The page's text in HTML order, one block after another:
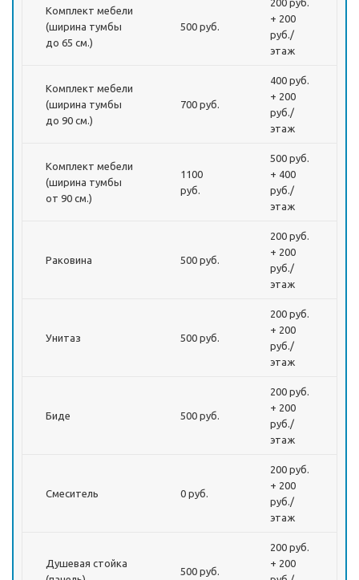
Комплект мебели
(ширина тумбы
до 65 см.)
500 руб.
200 руб.
+ 200
руб./
этаж
Комплект мебели
(ширина тумбы
до 90 см.)
700 руб.
400 руб.
+ 200
руб./
этаж
Комплект мебели
(ширина тумбы
от 90 см.)
1100
руб.
500 руб.
+ 400
руб./
этаж
Раковина 500 руб.
200 руб.
+ 200
руб./
этаж
Унитаз 500 руб.
200 руб.
+ 200
руб./
этаж
Биде 500 руб.
200 руб.
+ 200
руб./
этаж
Смеситель 0 руб.
200 руб.
+ 200
руб./
этаж
Душевая стойка
500 руб.
200 руб.
+ 200